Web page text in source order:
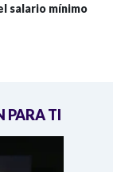
salario mínimo
PARA TI